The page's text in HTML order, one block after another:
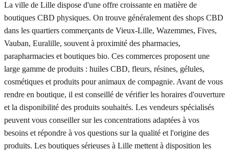
La ville de Lille dispose d'une offre croissante en matière de
boutiques CBD physiques. On trouve généralement des shops CBD
dans les quartiers commerçants de Vieux-Lille, Wazemmes, Fives,
Vauban, Euralille, souvent à proximité des pharmacies,
parapharmacies et boutiques bio. Ces commerces proposent une
large gamme de produits : huiles CBD, fleurs, résines, gélules,
cosmétiques et produits pour animaux de compagnie. Avant de vous
rendre en boutique, il est conseillé de vérifier les horaires d'ouverture
et la disponibilité des produits souhaités. Les vendeurs spécialisés
peuvent vous conseiller sur les concentrations adaptées à vos
besoins et répondre à vos questions sur la qualité et l'origine des
produits. Les boutiques sérieuses à Lille mettent à disposition les